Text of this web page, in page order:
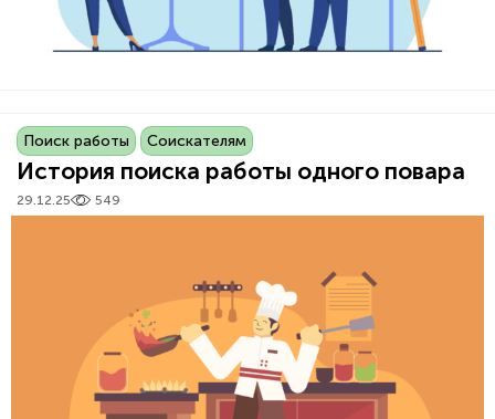
Поиск работы Соискателям
История поиска работы одного повара
29.12.25 549